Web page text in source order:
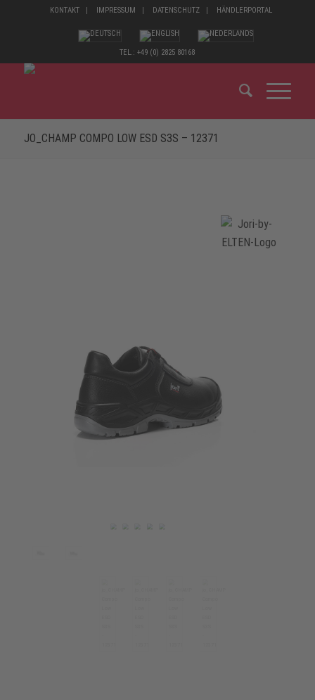
KONTAKT IMPRESSUM DATENSCHUTZ HÄNDLERPORTAL
TEL.: +49 (0) 2825 80168
JO_CHAMP COMPO LOW ESD S3S – 12371